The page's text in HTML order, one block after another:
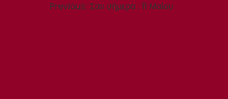
Previous: Previous
Σαν σήμερα : 11 Μαίου